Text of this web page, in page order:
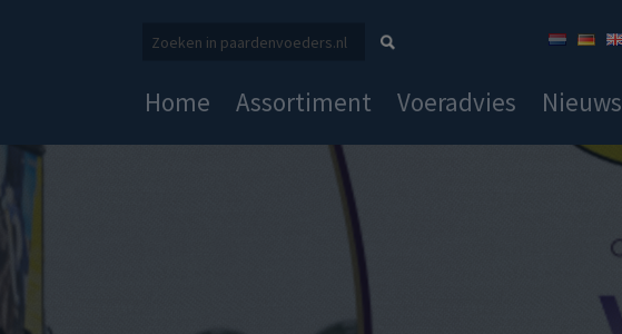
Home Assortiment Voeradvies Nieuws